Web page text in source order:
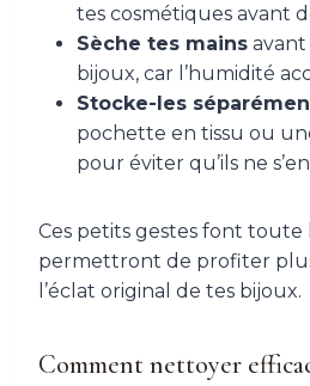
tes cosmétiques avant
Sèche tes mains
bijoux, car l’humidité
Stocke-les
pochette en tissu ou
pour éviter qu’ils ne
Ces petits gestes font
permettront de profiter
l’éclat original de tes bijoux.
Comment nettoyer